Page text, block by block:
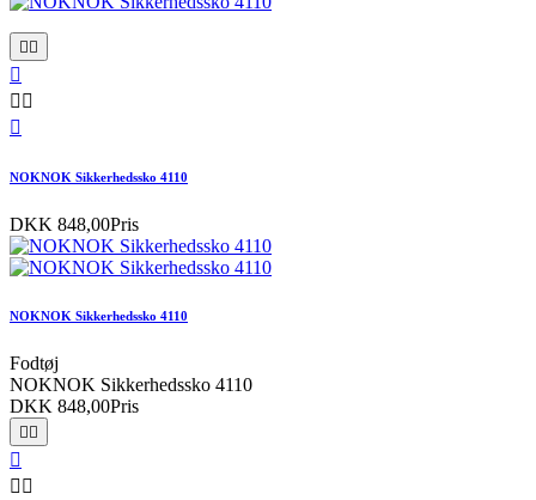
 

 

NOKNOK Sikkerhedssko 4110
DKK 848,00Pris
NOKNOK Sikkerhedssko 4110
Fodtøj
NOKNOK Sikkerhedssko 4110
DKK 848,00Pris
 

 